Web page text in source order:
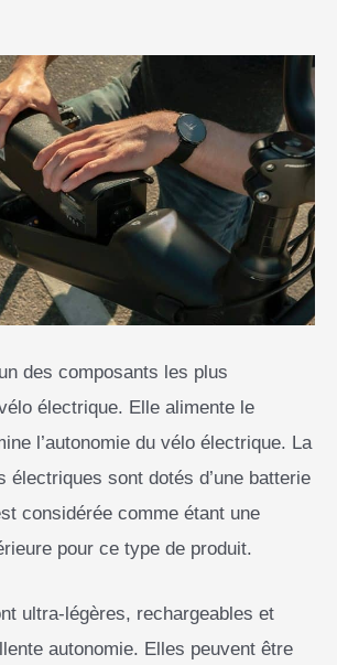
des composants les plus
électrique. Elle alimente le
l’autonomie du vélo électrique. La
électriques sont dotés d’une batterie
considérée comme étant une
pour ce type de produit.
ultra-légères, rechargeables et
autonomie. Elles peuvent être